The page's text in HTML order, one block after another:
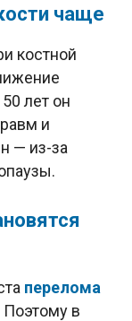
чаще
костной
лет он
и
— из-за
перелома
Поэтому в